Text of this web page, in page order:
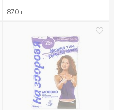
870 г